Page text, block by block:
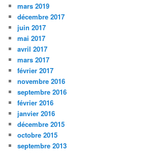
mars 2019
décembre 2017
juin 2017
mai 2017
avril 2017
mars 2017
février 2017
novembre 2016
septembre 2016
février 2016
janvier 2016
décembre 2015
octobre 2015
septembre 2013